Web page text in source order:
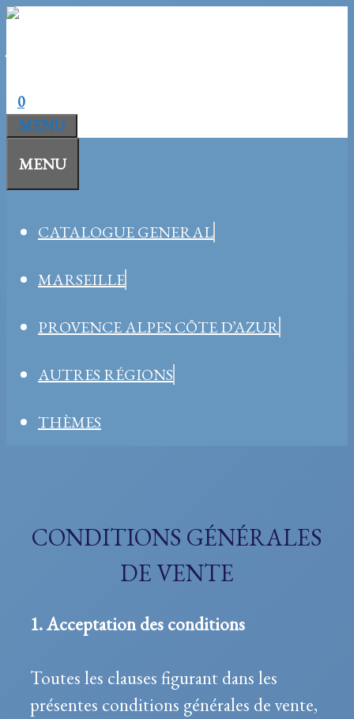
Aller
0
MENU
MENU
CATALOGUE GENERAL
MARSEILLE
PROVENCE ALPES CÔTE D’AZUR
AUTRES RÉGIONS
THÈMES
CONDITIONS GÉNÉRALES
DE VENTE
1. Acceptation des conditions
Toutes les clauses figurant dans les
présentes conditions générales de vente,